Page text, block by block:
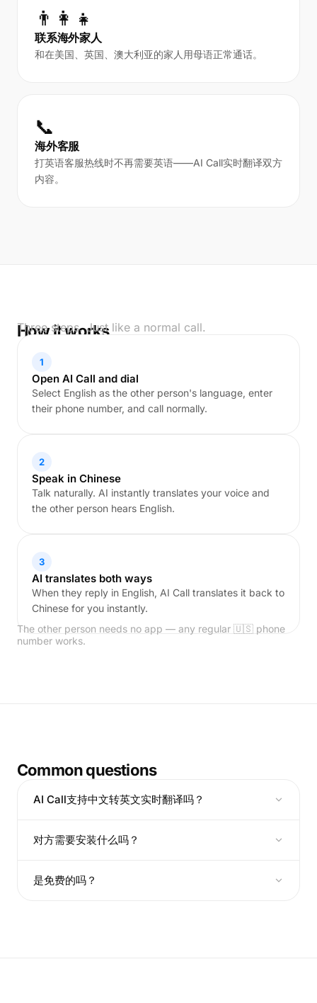
👨‍👩‍👧
联系海外家人
和在美国、英国、澳大利亚的家人用母语正常通话。
📞
海外客服
打英语客服热线时不再需要英语——AI Call实时翻译双方
内容。
How it works
Three steps. Just like a normal call.
1
Open AI Call and dial
Select English as the other person's language, enter
their phone number, and call normally.
2
Speak in Chinese
Talk naturally. AI instantly translates your voice and
the other person hears English.
3
AI translates both ways
When they reply in English, AI Call translates it back to
Chinese for you instantly.
The other person needs no app — any regular 🇺🇸 phone
number works.
Common questions
AI Call支持中文转英文实时翻译吗？
对方需要安装什么吗？
是免费的吗？